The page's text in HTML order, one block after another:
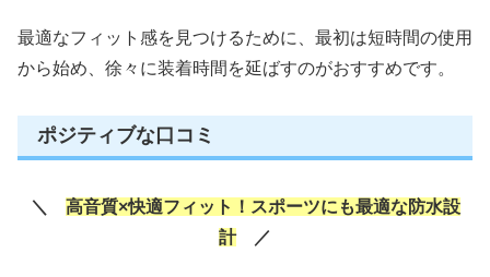
最適なフィット感を見つけるために、最初は短時間の使用
から始め、徐々に装着時間を延ばすのがおすすめです。
ポジティブな口コミ
＼ 高音質×快適フィット！スポーツにも最適な防水設
計／